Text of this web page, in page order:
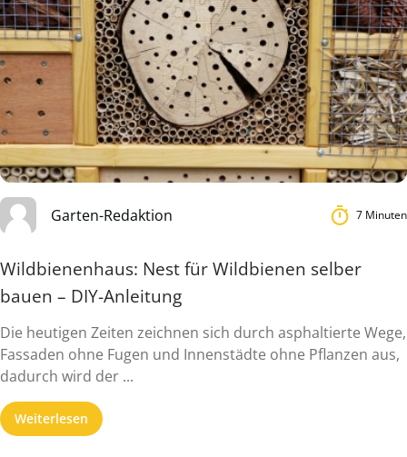
Garten-Redaktion 7 Minuten
Wildbienenhaus: Nest für Wildbienen selber
bauen – DIY-Anleitung
Die heutigen Zeiten zeichnen sich durch asphaltierte Wege,
Fassaden ohne Fugen und Innenstädte ohne Pflanzen aus,
dadurch wird der ...
Weiterlesen